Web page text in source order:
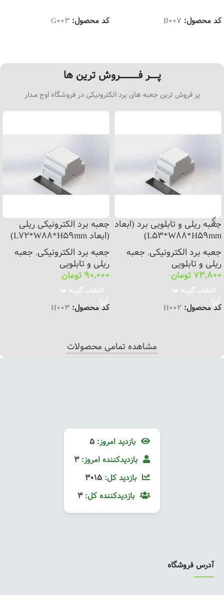
کد محصول: B007 کد محصول: G003
پـــــر فــــــــــــروش ترین ها
پر فروش ترین جعبه های برد الکترونیکی در فروشگاه اوج مـدار
جعبه ریلی و تابلویی برد (ابعاد
L53*W88*H59mm)
جعبه برد الکترونیکی, جعبه
ریلی و تابلویی
73,800 تومان
انتخاب گزینه ها
کد محصول: H002
جعبه برد الکترونیکی ریلی
(ابعاد L72*W88*H59mm)
جعبه برد الکترونیکی, جعبه
ریلی و تابلویی
90,000 تومان
انتخاب گزینه ها
کد محصول: H003
مشاهده تمامی محصولات
بازدید امروز:
بازدیدکننده امروز: 3
بازدید کل:
بازدیدکننده کل: 3
آدرس فروشگاه